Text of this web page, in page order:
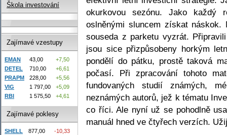
okurkovou sezónu. Jako
oslněnými sluncem získat
souseda z parketu vyzrát.
jsou sice přizpůsobeny horkým
pondělí do pátku, prostě taková
počasí. Při zpracování tohoto
fundovaných studií známých,
neznámých autorů, jež k tématu
co říci. Ale nyní už se pohodlně
manuál hned ve čtyřech verzích.
Škola investování
Zajímavé vzestupy
EMAN 43,00
+7,50
DETEL
710,00
+6,61
PRAPM
228,00
+5,56
VIG
1 797,00
+5,09
RBI
1 575,50 +4,61
Zajímavé poklesy
SHELL 877,00
-10,33